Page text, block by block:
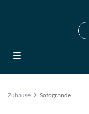
Zuhause Sotogrande